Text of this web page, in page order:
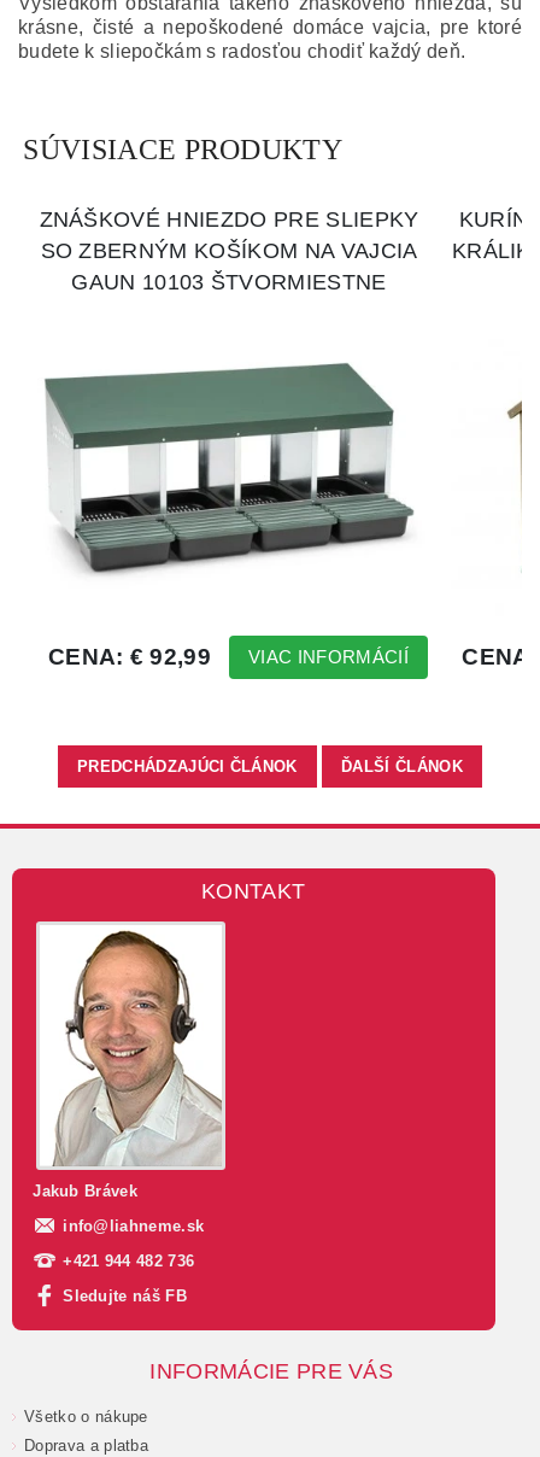
krásne, čisté a nepoškodené domáce vajcia, pre ktoré
budete k sliepočkám s radosťou chodiť každý deň.
SÚVISIACE PRODUKTY
PREDCHÁDZAJÚCI ČLÁNOK ĎALŠÍ ČLÁNOK
KONTAKT
Jakub Brávek
info@ liahneme.sk
+421 944 482 736
Sledujte náš FB
INFORMÁCIE PRE VÁS
Všetko o nákupe
Doprava a platba